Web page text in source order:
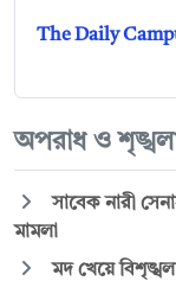
The Daily
অপরাধ ও
সাবেক নারী
মামলা
মদ খেয়ে